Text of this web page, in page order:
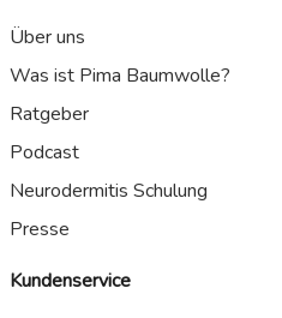
Über uns
Was ist Pima Baumwolle?
Ratgeber
Podcast
Neurodermitis Schulung
Presse
Kundenservice